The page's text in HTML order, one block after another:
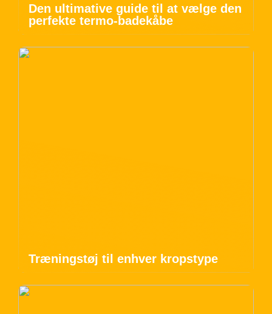
Den ultimative guide til at vælge den
perfekte termo-badekåbe
Træningstøj til enhver kropstype